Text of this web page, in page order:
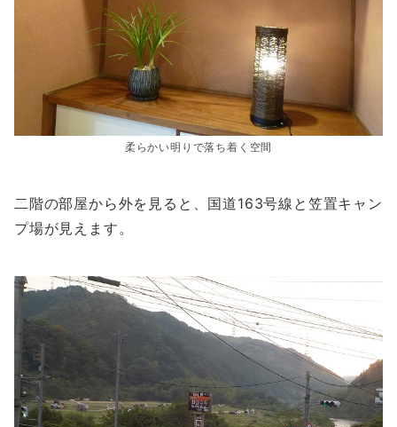
柔らかい明りで落ち着く空間
二階の部屋から外を見ると、国道163号線と笠置キャン
プ場が見えます。